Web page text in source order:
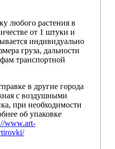
любого растения в
от 1 штуки и
индивидуально
груза, дальности
транспортной
в другие города
с воздушными
при необходимости
об упаковке
www.art-